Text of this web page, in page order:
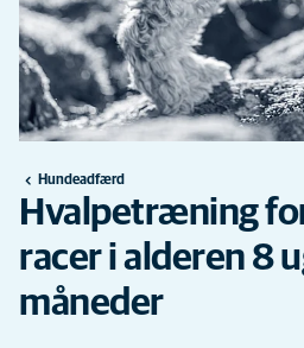
Hundeadfærd
Hvalpetræning
racer i alderen 8
måneder